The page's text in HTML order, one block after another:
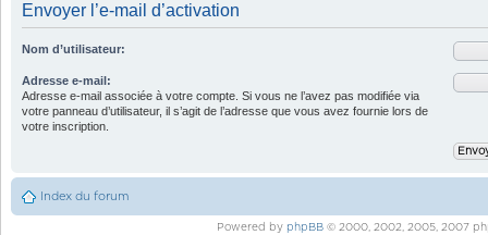
Envoyer l’e-mail d’activation
Nom d’utilisateur:
Adresse e-mail:
Adresse e-mail associée à votre compte. Si vous ne l’avez pas modifiée via
votre panneau d’utilisateur, il s’agit de l’adresse que vous avez fournie lors de
votre inscription.
Index du forum
Powered by phpBB© 2000, 2002, 2005, 2007